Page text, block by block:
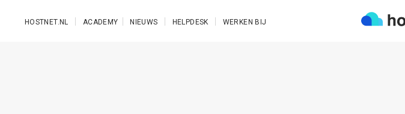
HOSTNET.NL ACADEMY NIEUWS HELPDESK WERKEN BIJ